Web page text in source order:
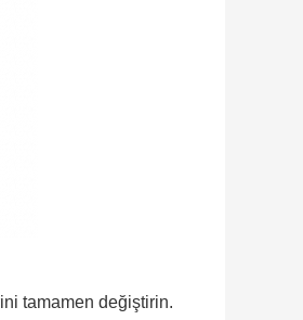
tamamen değiştirin.